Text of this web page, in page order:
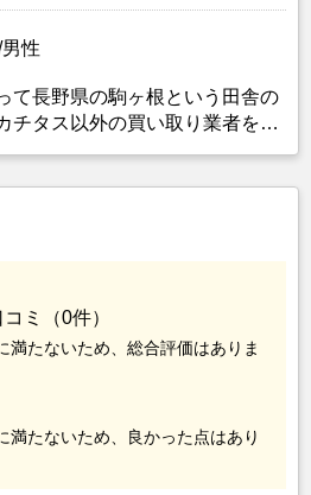
性
て長野県の駒ヶ根という田舎の
チタス以外の買い取り業者をみ
を残しておけないと考えて売却
コミ（0件）
たないため、総合評価はありま
たないため、良かった点はあり